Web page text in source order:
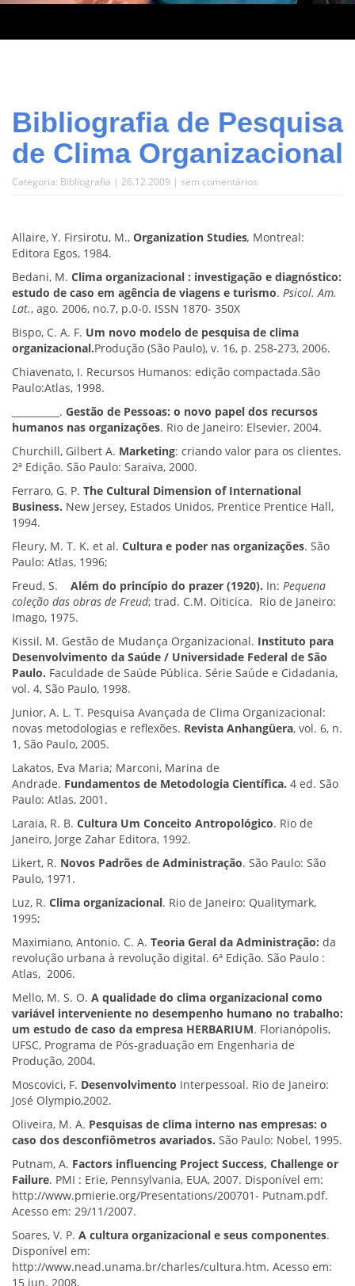
Bibliografia de Pesquisa
de Clima Organizacional
Categoria: Bibliografia | 26.12.2009 | sem comentários
Allaire, Y. Firsirotu, M., Organization Studies, Montreal:
Editora Egos, 1984.
Bedani, M. Clima organizacional : investigação e diagnóstico:
estudo de caso em agência de viagens e turismo. Psicol. Am.
Lat., ago. 2006, no.7, p.0-0. ISSN 1870- 350X
Bispo, C. A. F. Um novo modelo de pesquisa de clima
organizacional.Produção (São Paulo), v. 16, p. 258-273, 2006.
Chiavenato, I. Recursos Humanos: edição compactada.São
Paulo:Atlas, 1998.
__________. Gestão de Pessoas: o novo papel dos recursos
humanos nas organizações. Rio de Janeiro: Elsevier, 2004.
Churchill, Gilbert A. Marketing: criando valor para os clientes.
2ª Edição. São Paulo: Saraiva, 2000.
Ferraro, G. P. The Cultural Dimension of International
Business. New Jersey, Estados Unidos, Prentice Prentice Hall,
1994.
Fleury, M. T. K. et al. Cultura e poder nas organizações. São
Paulo: Atlas, 1996;
Freud, S. Além do princípio do prazer (1920). In: Pequena
coleção das obras de Freud; trad. C.M. Oiticica. Rio de Janeiro:
Imago, 1975.
Kissil, M. Gestão de Mudança Organizacional. Instituto para
Desenvolvimento da Saúde / Universidade Federal de São
Paulo. Faculdade de Saúde Pública. Série Saúde e Cidadania,
vol. 4, São Paulo, 1998.
Junior, A. L. T. Pesquisa Avançada de Clima Organizacional:
novas metodologias e reflexões. Revista Anhangüera, vol. 6, n.
1, São Paulo, 2005.
Lakatos, Eva Maria; Marconi, Marina de
Andrade. Fundamentos de Metodologia Científica. 4 ed. São
Paulo: Atlas, 2001.
Laraia, R. B. Cultura Um Conceito Antropológico. Rio de
Janeiro, Jorge Zahar Editora, 1992.
Likert, R. Novos Padrões de Administração. São Paulo: São
Paulo, 1971.
Luz, R. Clima organizacional. Rio de Janeiro: Qualitymark,
1995;
Maximiano, Antonio. C. A. Teoria Geral da Administração: da
revolução urbana à revolução digital. 6ª Edição. São Paulo :
Atlas, 2006.
Mello, M. S. O. A qualidade do clima organizacional como
variável interveniente no desempenho humano no trabalho:
um estudo de caso da empresa HERBARIUM. Florianópolis,
UFSC, Programa de Pós-graduação em Engenharia de
Produção, 2004.
Moscovici, F. Desenvolvimento Interpessoal. Rio de Janeiro:
José Olympio,2002.
Oliveira, M. A. Pesquisas de clima interno nas empresas: o
caso dos desconfiômetros avariados. São Paulo: Nobel, 1995.
Putnam, A. Factors influencing Project Success, Challenge or
Failure. PMI : Erie, Pennsylvania, EUA, 2007. Disponível em:
http://www.pmierie.org/Presentations/200701- Putnam.pdf.
Acesso em: 29/11/2007.
Soares, V. P. A cultura organizacional e seus componentes.
Disponível em:
http://www.nead.unama.br/charles/cultura.htm. Acesso em:
15 jun. 2008.